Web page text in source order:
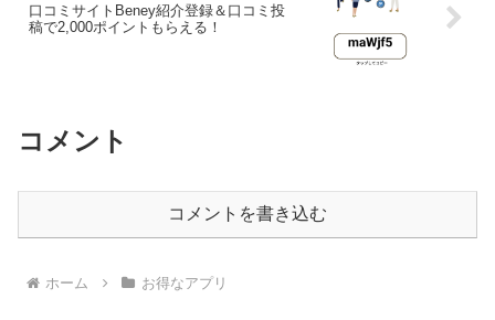
口コミサイトBeney紹介登録＆口コミ投
稿で2,000ポイントもらえる！
コメント
コメントを書き込む
ホーム お得なアプリ